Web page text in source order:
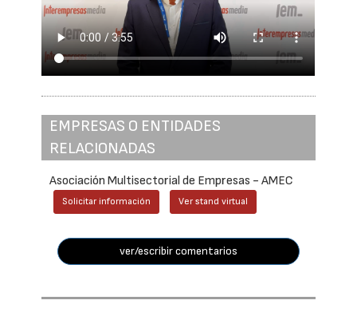
EMPRESAS O ENTIDADES
RELACIONADAS
Asociación Multisectorial de Empresas - AMEC
Solicitar información Ver stand virtual
ver/escribir comentarios